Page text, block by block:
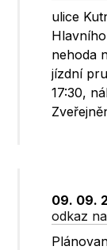
ulice
nehoda
jízdní
17:30,
09. 09.
odkaz